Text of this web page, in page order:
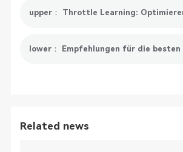
Related news